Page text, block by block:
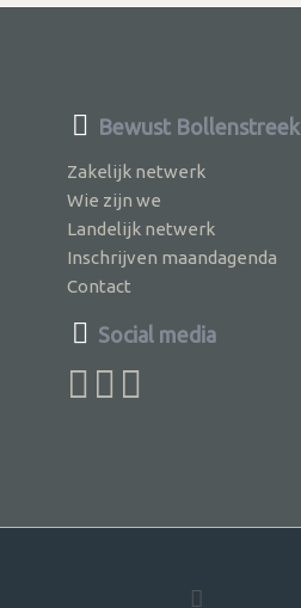
Bewust Bollenstreek
Zakelijk netwerk
Wie zijn we
Landelijk netwerk
Inschrijven maandagenda
Contact
Social media